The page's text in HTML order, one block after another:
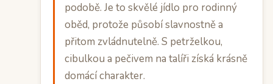
podobě. Je to skvělé jídlo pro rodinný
oběd, protože působí slavnostně a
přitom zvládnutelně. S petrželkou,
cibulkou a pečivem na talíři získá krásně
domácí charakter.